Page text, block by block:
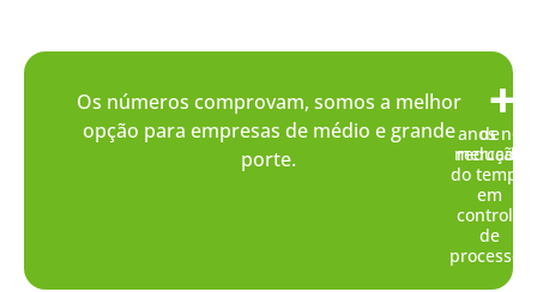
anos no
mercado
+
de
redução
do tempo
em
controle
de
processos
+
Os números comprovam, somos a melhor
opção para empresas de médio e grande
porte.